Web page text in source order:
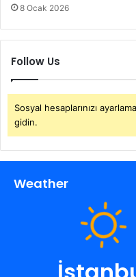
8 Ocak 2026
Follow Us
Sosyal hesaplarınızı
gidin.
Weather